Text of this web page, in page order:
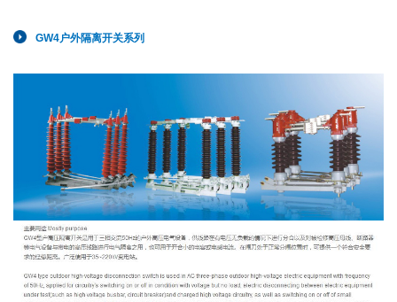
GW4户外隔离开关系列